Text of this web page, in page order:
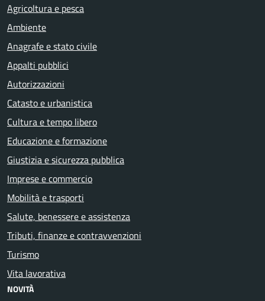
Agricoltura e pesca
Ambiente
Anagrafe e stato civile
Appalti pubblici
Autorizzazioni
Catasto e urbanistica
Cultura e tempo libero
Educazione e formazione
Giustizia e sicurezza pubblica
Imprese e commercio
Mobilità e trasporti
Salute, benessere e assistenza
Tributi, finanze e contravvenzioni
Turismo
Vita lavorativa
NOVITÀ